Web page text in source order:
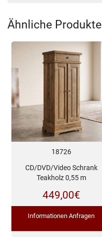
Ähnliche Produkte
18726
CD/DVD/Video Schrank
Teakholz 0,55 m
449,00€
Informationen Anfragen